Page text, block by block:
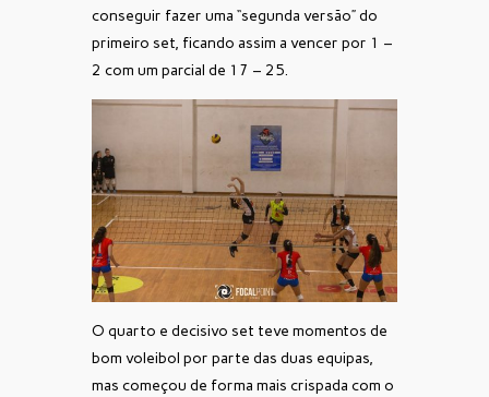
conseguir fazer uma “segunda versão” do
primeiro set, ficando assim a vencer por 1 –
2 com um parcial de 17 – 25.
O quarto e decisivo set teve momentos de
bom voleibol por parte das duas equipas,
mas começou de forma mais crispada com o